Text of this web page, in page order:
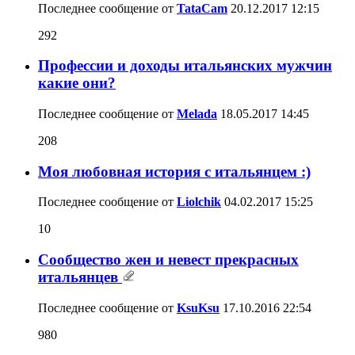
Последнее сообщение от TataCam 20.12.2017 12:15
292
Профессии и доходы итальянских мужчин
какие они?
Последнее сообщение от Melada 18.05.2017 14:45
208
Моя любовная история с итальянцем :)
Последнее сообщение от Liolchik 04.02.2017 15:25
10
Сообщество жен и невест прекрасных
итальянцев
Последнее сообщение от KsuKsu 17.10.2016 22:54
980